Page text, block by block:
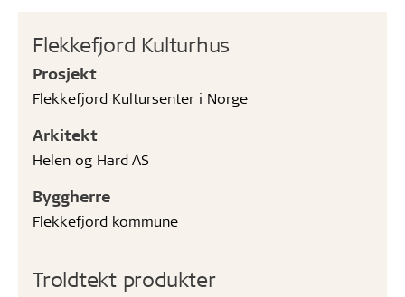
Flekkefjord Kulturhus
Prosjekt
Flekkefjord Kultursenter i Norge
Arkitekt
Helen og Hard AS
Byggherre
Flekkefjord kommune
Troldtekt produkter